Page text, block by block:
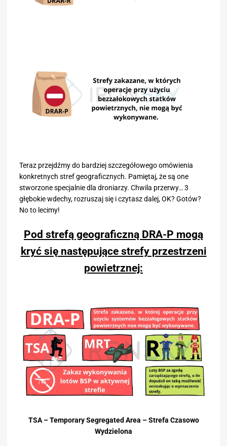
Teraz przejdźmy do bardziej szczegółowego omówienia
konkretnych stref geograficznych. Pamiętaj, że są one
stworzone specjalnie dla droniarzy. Chwila przerwy… 3
głębokie wdechy, rozruszaj się i czytasz dalej, OK? Gotów?
No to lecimy!
Pod strefą geograficzną DRA-P mogą
kryć się następujące strefy przestrzeni
powietrznej:
TSA – Temporary Segregated Area – Strefa Czasowo
Wydzielona